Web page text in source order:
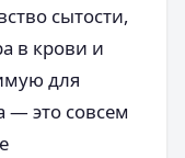
сытости,
в крови и
для
— это совсем